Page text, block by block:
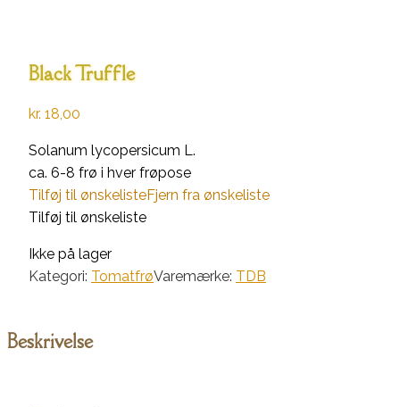
Black Truffle
kr. 18,00
Solanum lycopersicum L.
ca. 6-8 frø i hver frøpose
Tilføj til ønskelisteFjern fra ønskeliste
Tilføj til ønskeliste
Ikke på lager
Kategori: TomatfrøVaremærke: TDB
Beskrivelse